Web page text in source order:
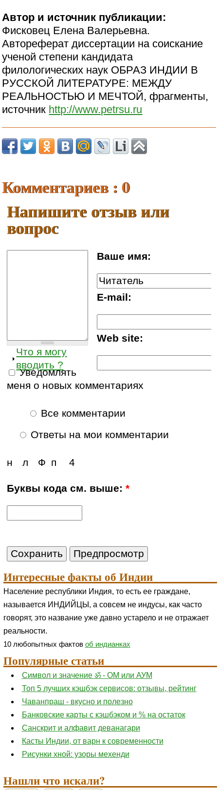
Автор и источник публикации:
Фисковец Елена Валерьевна.
Автореферат диссертации на соискание
ученой степени кандидата
филологических наук ОБРАЗ ИНДИИ В
РУССКОЙ ЛИТЕРАТУРЕ: МЕЖДУ
РЕАЛЬНОСТЬЮ И МЕЧТОЙ, фрагменты,
источник http://www.petrsu.ru
Комментариев : 0
Напишите отзыв или
вопрос
Ваше имя:
E-mail:
Web site:
Что я могу
вводить ?
Уведомлять
меня о новых комментариях
Все комментарии
Ответы на мои комментарии
4
Ф п
л
н
Буквы кода см. выше:*
Интересные факты об Индии
Население республики Индия, то есть ее граждане,
называется ИНДИЙЦЫ, а совсем не индусы, как часто
говорят, это название уже давно устарело и не отражает
реальности.
10 любопытных фактов об индианках
Популярные статьи
Символ и значение ॐ - ОМ или АУМ
Топ 5 лучших кэшбэк сервисов: отзывы, рейтинг
Чаванпраш - вкусно и полезно
Банковские карты с кэшбэком и % на остаток
Санскрит и алфавит деванагари
Касты Индии, от варн к современности
Рисунки хной: узоры мехенди
Нашли что искали?